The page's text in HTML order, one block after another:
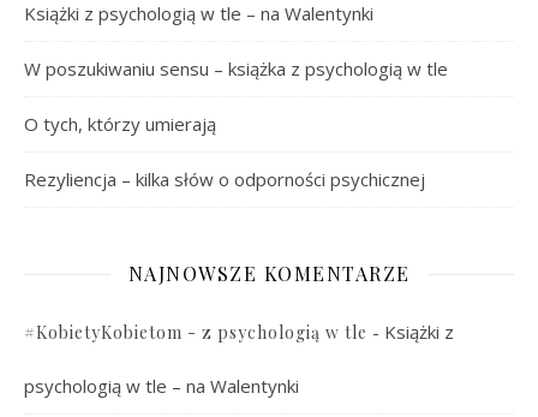
Książki z psychologią w tle – na Walentynki
W poszukiwaniu sensu – książka z psychologią w tle
O tych, którzy umierają
Rezyliencja – kilka słów o odporności psychicznej
NAJNOWSZE KOMENTARZE
#KobietyKobietom - z psychologią w tle - Książki z
psychologią w tle – na Walentynki